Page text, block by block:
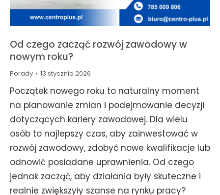
Od czego zacząć rozwój zawodowy w
nowym roku?
Porady 13 stycznia 2026
Początek nowego roku to naturalny moment
na planowanie zmian i podejmowanie decyzji
dotyczących kariery zawodowej. Dla wielu
osób to najlepszy czas, aby zainwestować w
rozwój zawodowy, zdobyć nowe kwalifikacje lub
odnowić posiadane uprawnienia. Od czego
jednak zacząć, aby działania były skuteczne i
realnie zwiększyły szanse na rynku pracy?